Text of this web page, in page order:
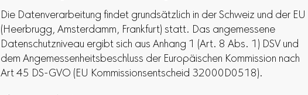
Die Datenverarbeitung findet grundsätzlich in der Schweiz und der EU
(Heerbrugg, Amsterdamm, Frankfurt) statt. Das angemessene
Datenschutzniveau ergibt sich aus Anhang 1 (Art. 8 Abs. 1) DSV und
dem Angemessenheitsbeschluss der Europäischen Kommission nach
Art 45 DS-GVO (EU Kommissionsentscheid 32000D0518).